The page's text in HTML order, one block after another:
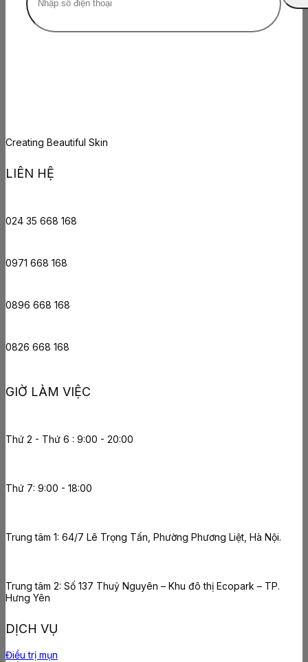
Creating Beautiful Skin
LIÊN HỆ
024 35 668 168
0971 668 168
0896 668 168
0826 668 168
GIỜ LÀM VIỆC
Thứ 2 - Thứ 6 : 9:00 - 20:00
Thứ 7: 9:00 - 18:00
Trung tâm 1: 64/7 Lê Trọng Tấn, Phường Phương Liệt, Hà Nội.
Trung tâm 2: Số 137 Thuỷ Nguyên – Khu đô thị Ecopark – TP.
Hưng Yên
DỊCH VỤ
Điều trị mụn